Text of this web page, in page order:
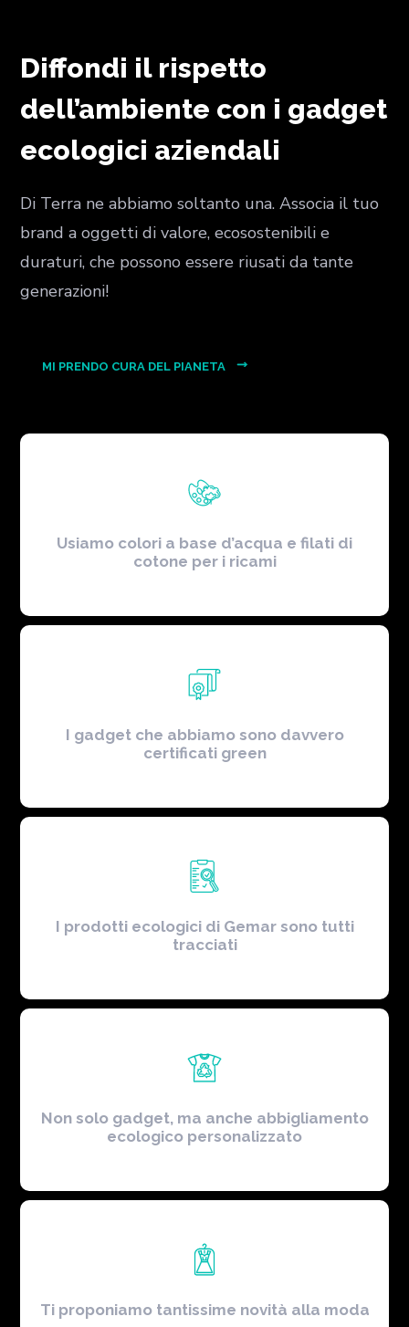
Diffondi il rispetto
dell’ambiente con i gadget
ecologici aziendali
Di Terra ne abbiamo soltanto una. Associa il tuo
brand a oggetti di valore, ecosostenibili e
duraturi, che possono essere riusati da tante
generazioni!
MI PRENDO CURA DEL PIANETA
Usiamo colori a base d’acqua e filati di
cotone per i ricami
I gadget che abbiamo sono davvero
certificati green
I prodotti ecologici di Gemar sono tutti
tracciati
Non solo gadget, ma anche abbigliamento
ecologico personalizzato
Ti proponiamo tantissime novità alla moda